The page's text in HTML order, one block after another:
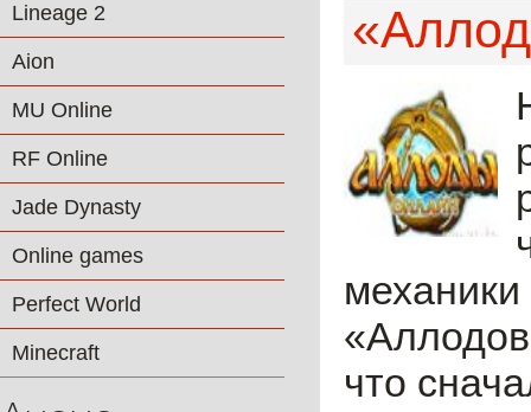
Lineage 2
Aion
MU Online
RF Online
Jade Dynasty
Online games
Perfect World
Minecraft
что